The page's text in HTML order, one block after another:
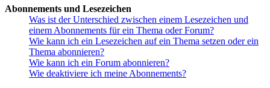
Abonnements und Lesezeichen
Was ist der Unterschied zwischen einem Lesezeichen und
einem Abonnements für ein Thema oder Forum?
Wie kann ich ein Lesezeichen auf ein Thema setzen oder ein
Thema abonnieren?
Wie kann ich ein Forum abonnieren?
Wie deaktiviere ich meine Abonnements?